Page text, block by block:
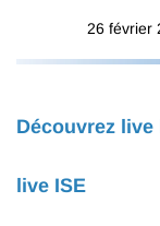
26 février
Découvrez
live ISE